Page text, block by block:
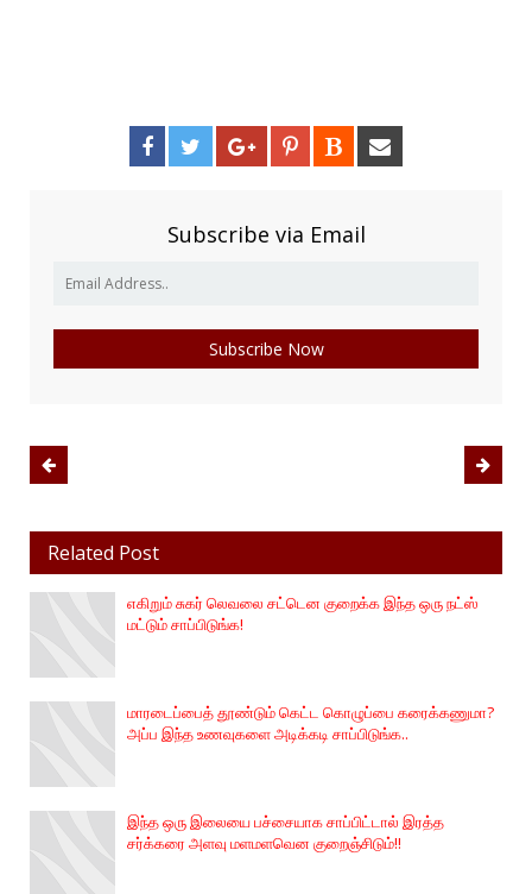
Subscribe via Email
Related Post
எகிறும் சுகர் லெவலை சட்டென குறைக்க இந்த ஒரு நட்ஸ்
மட்டும் சாப்பிடுங்க!
மாரடைப்பைத் தூண்டும் கெட்ட கொழுப்பை கரைக்கணுமா?
அப்ப இந்த உணவுகளை அடிக்கடி சாப்பிடுங்க..
இந்த ஒரு இலையை பச்சையாக சாப்பிட்டால் இரத்த
சர்க்கரை அளவு மளமளவென குறைஞ்சிடும்!!